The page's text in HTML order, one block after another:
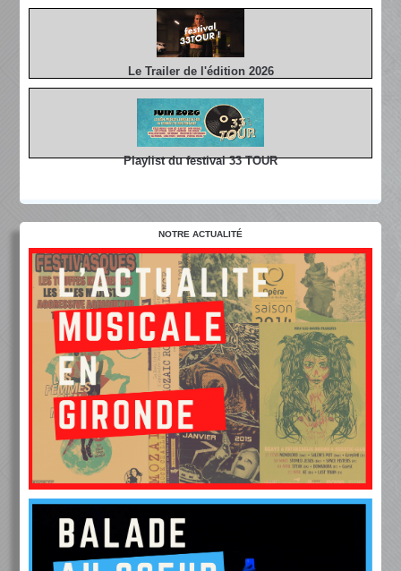
Le Trailer de l'édition 2026
Playlist du festival 33 TOUR
NOTRE ACTUALITÉ